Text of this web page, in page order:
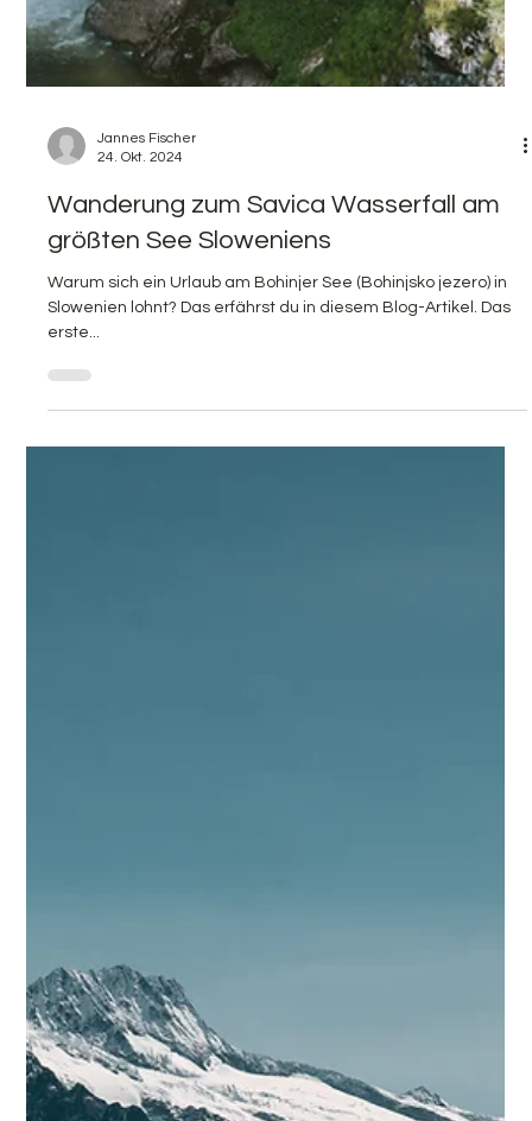
24. Okt. 2024
Wanderung zum Savica Wasserfall am
größten See Sloweniens
Warum sich ein Urlaub am Bohinjer See (Bohinjsko jezero) in
Slowenien lohnt? Das erfährst du in diesem Blog-Artikel. Das
erste...